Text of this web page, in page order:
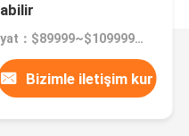
Fiyat：$89999~$109999/piece
Bizimle iletişim kur